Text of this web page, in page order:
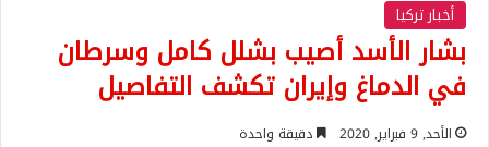
أخبار تركيا
بشار الأسد أصيب بشلل كامل وسرطان
في الدماغ وإيران تكشف التفاصيل
الأحد, 9 فبراير, 2020 دقيقة واحدة